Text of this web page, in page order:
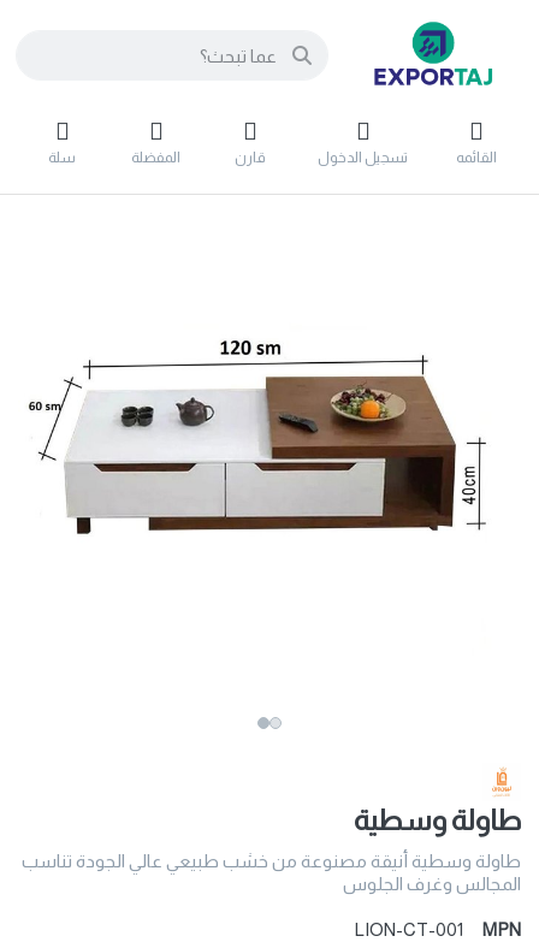
القائمه تسجيل الدخول قارن المفضلة سلة
طاولة وسطية
طاولة وسطية أنيقة مصنوعة من خشب طبيعي عالي الجودة تناسب
المجالس وغرف الجلوس
MPN
LION-CT-001